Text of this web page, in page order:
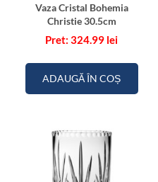
Vaza Cristal Bohemia
Christie 30.5cm
324.99 lei
ADAUGĂ ÎN COȘ